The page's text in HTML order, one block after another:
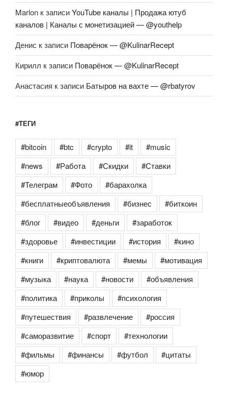
Marlon к записиYouTube каналы | Продажа ютуб
каналов | Каналы с монетизацией — @youthelp
Денис к записи Поварёнок — @KulinarRecept
Кирилл к записи Поварёнок — @KulinarRecept
Анастасия к записи Батыров на вахте — @rbatyrov
#ТЕГИ
#bitcoin #btc #crypto #it
#music
#news
#Работа #Скидки
#Ставки
#Телеграм
#Фото
#барахолка
#бесплатныеобъявления
#бизнес
#биткоин
#блог
#видео #деньги
#заработок
#здоровье
#инвестиции #история
#кино
#книги
#криптовалюта #мемы
#мотивация
#музыка
#наука #новости
#объявления
#политика
#приколы
#психология
#путешествия
#развлечение
#россия
#саморазвитие
#спорт
#технологии
#фильмы
#финансы #футбол
#цитаты
#юмор